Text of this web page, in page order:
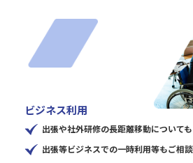
ビジネス利用
出張や社外研修の長距離移動についても
出張等ビジネスでの一時利用等もご相談